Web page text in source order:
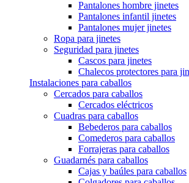
Pantalones hombre jinetes
Pantalones infantil jinetes
Pantalones mujer jinetes
Ropa para jinetes
Seguridad para jinetes
Cascos para jinetes
Chalecos protectores para
Instalaciones para caballos
Cercados para caballos
Cercados eléctricos
Cuadras para caballos
Bebederos para caballos
Comederos para caballos
Forrajeras para caballos
Guadarnés para caballos
Cajas y baúles para caballos